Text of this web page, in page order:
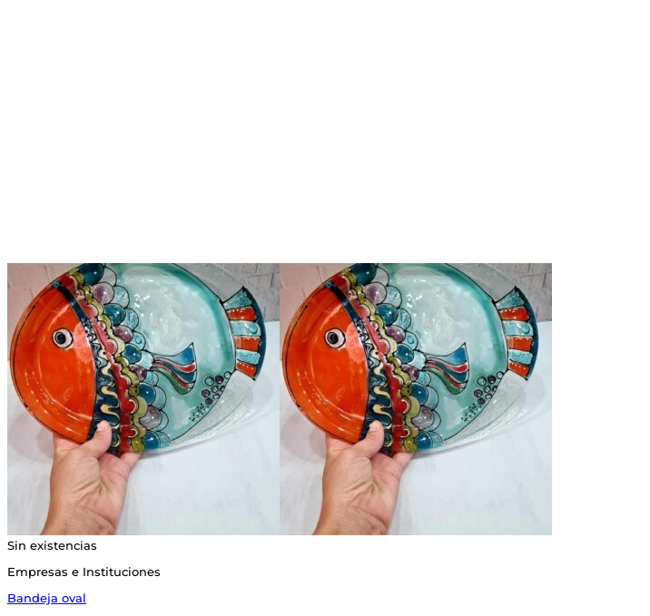
Sin existencias
Empresas e Instituciones
Bandeja oval